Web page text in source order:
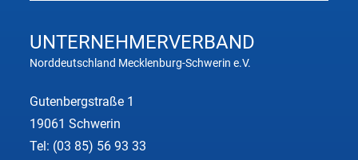
UNTERNEHMERVERBAND
Norddeutschland Mecklenburg-Schwerin e.V.
Gutenbergstraße 1
19061 Schwerin
Tel: (03 85) 56 93 33